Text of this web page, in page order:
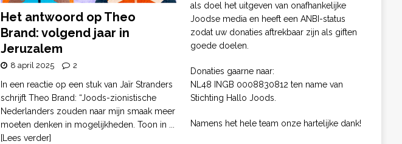
Het antwoord op Theo
Brand: volgend jaar in
Jeruzalem
8 april 2025 2
In een reactie op een stuk van Jaïr Stranders
schrijft Theo Brand: “Joods-zionistische
Nederlanders zouden naar mijn smaak meer
moeten denken in mogelijkheden. Toon in
[Lees verder]
als doel het uitgeven van onafhankelijke
Joodse media en heeft een ANBI-status
zodat uw donaties aftrekbaar zijn als giften
goede doelen.
Donaties gaarne naar:
NL48 INGB 0008830812 ten name van
Stichting Hallo Joods.
Namens het hele team onze hartelijke dank!